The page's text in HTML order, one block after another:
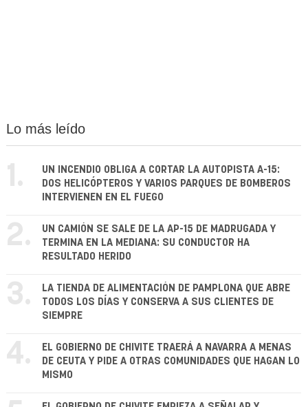
Lo más leído
1.
UN INCENDIO OBLIGA A CORTAR LA AUTOPISTA A-15:
DOS HELICÓPTEROS Y VARIOS PARQUES DE BOMBEROS
INTERVIENEN EN EL FUEGO
2.
UN CAMIÓN SE SALE DE LA AP-15 DE MADRUGADA Y
TERMINA EN LA MEDIANA: SU CONDUCTOR HA
RESULTADO HERIDO
3.
LA TIENDA DE ALIMENTACIÓN DE PAMPLONA QUE ABRE
TODOS LOS DÍAS Y CONSERVA A SUS CLIENTES DE
SIEMPRE
4.
EL GOBIERNO DE CHIVITE TRAERÁ A NAVARRA A MENAS
DE CEUTA Y PIDE A OTRAS COMUNIDADES QUE HAGAN LO
MISMO